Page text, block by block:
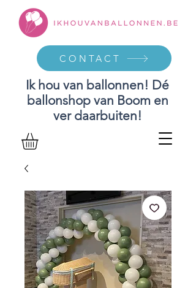
Ik hou van ballonnen! Dé
ballonshop van Boom en
ver daarbuiten!
CONTACT